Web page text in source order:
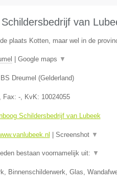
van
plaats Kotten, maar wel in de
Google maps ▼
Dreumel (Gelderland)
Fax: -, KvK: 10024055
Schildersbedrijf van Lubeek
Screenshot ▼
bestaan voornamelijk uit: ▼
Binnenschilderwerk, Glas,